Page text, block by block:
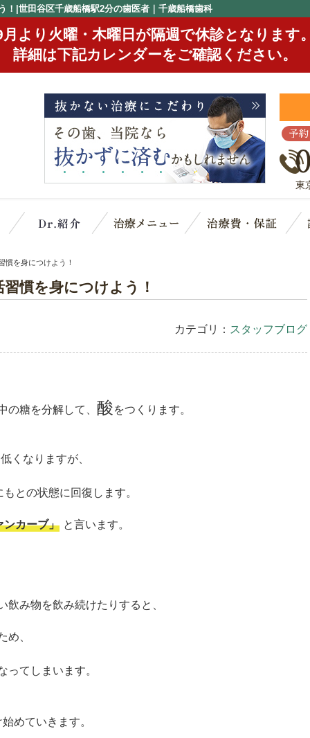
！|世田谷区千歳船橋駅2分の歯医者｜千歳船橋歯科
月より火曜・木曜日が隔週で休診となります
詳細は下記カレンダーをご確認ください。
予
東
クリニック概要(初めての方へ)
スタッフ紹介 治療メニュー 治
慣を身につけよう！
慣を身につけよう！
カテゴリ： スタッフブログ
の糖を分解して、 酸をつくります。
くなりますが、
との状態に回復します。
ンカーブ」 と言います。
飲み物を飲み続けたりする と、
め、
ってしまいます。
めていきます。